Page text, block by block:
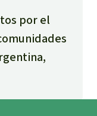
por el